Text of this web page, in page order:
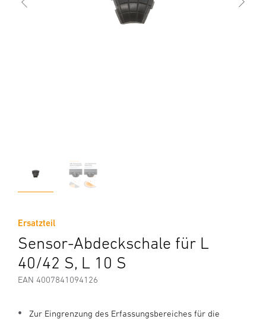
Ersatzteil
Sensor-Abdeckschale für L
40/42 S, L 10 S
EAN 4007841094126
Zur Eingrenzung des Erfassungsbereiches für die